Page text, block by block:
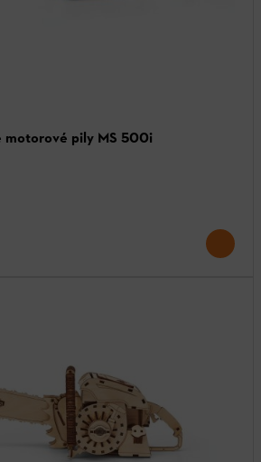
motorové pily MS 500i